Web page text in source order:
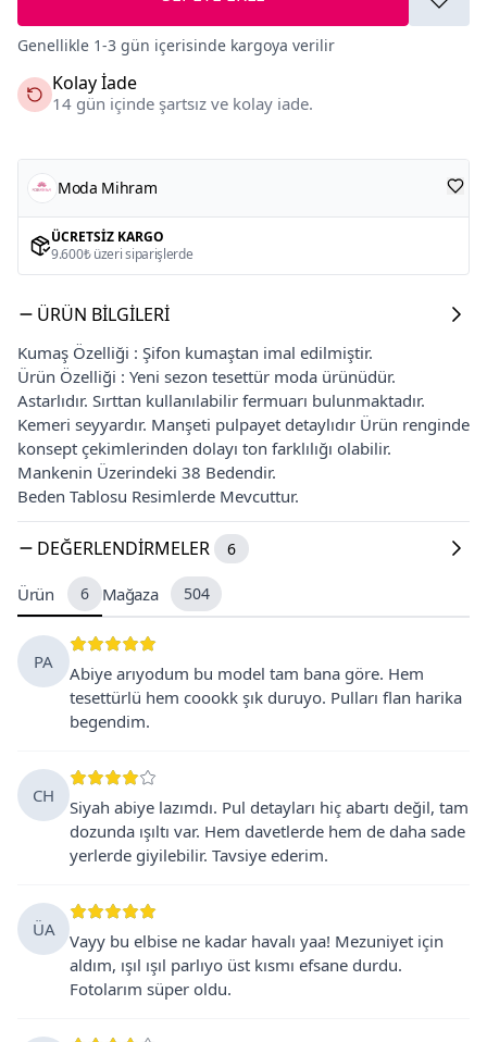
Genellikle 1-3 gün içerisinde kargoya verilir
Kolay İade
14 gün içinde şartsız ve kolay iade.
Moda Mihram
ÜCRETSIZ KARGO
9.600₺ üzeri siparişlerde
ÜRÜN BILGILERI
Kumaş Özelliği : Şifon kumaştan imal edilmiştir.
Ürün Özelliği : Yeni sezon tesettür moda ürünüdür.
Astarlıdır. Sırttan kullanılabilir fermuarı bulunmaktadır.
Kemeri seyyardır. Manşeti pulpayet detaylıdır Ürün renginde
konsept çekimlerinden dolayı ton farklılığı olabilir.
Mankenin Üzerindeki 38 Bedendir.
Beden Tablosu Resimlerde Mevcuttur.
DEĞERLENDIRMELER 6
Ürün 6 Mağaza 504
PA
Abiye arıyodum bu model tam bana göre. Hem
tesettürlü hem coookk şık duruyo. Pulları flan harika
begendim.
CH
Siyah abiye lazımdı. Pul detayları hiç abartı değil, tam
dozunda ışıltı var. Hem davetlerde hem de daha sade
yerlerde giyilebilir. Tavsiye ederim.
ÜA
Vayy bu elbise ne kadar havalı yaa! Mezuniyet için
aldım, ışıl ışıl parlıyo üst kısmı efsane durdu.
Fotolarım süper oldu.